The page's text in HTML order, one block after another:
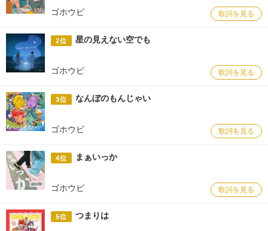
ゴホウビ 歌詞を見る
2位 星の見えない空でも
ゴホウビ 歌詞を見る
3位 なんぼのもんじゃい
ゴホウビ 歌詞を見る
4位 まぁいっか
ゴホウビ 歌詞を見る
5位 つまりは